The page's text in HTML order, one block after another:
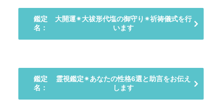
鑑定
名：
大開運✴︎大祓形代塩の御守り✴︎祈祷儀式を行
います
鑑定
名：
霊視鑑定✴︎あなたの性格6選と助言をお伝え
します